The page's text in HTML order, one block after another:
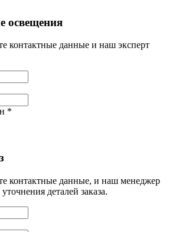
освещения
контактные данные и наш эксперт
*
контактные данные, и наш менеджер
деталей заказа.